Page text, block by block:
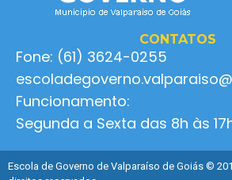
CONTATOS
Fone: (61) 3624-0255
Funcionamento:
Segunda a Sexta das 8h às
Escola de Governo de Valparaíso de Goiás ©